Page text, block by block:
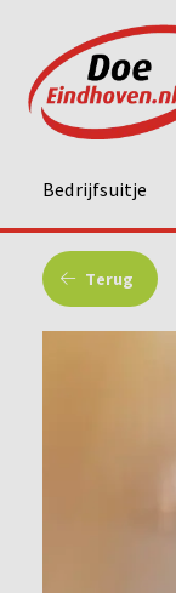
Bedrijfsuitje
Terug